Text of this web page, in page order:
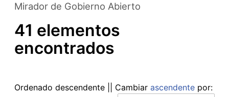
Mirador de Gobierno Abierto
41 elementos
encontrados
Ordenado descendente || Cambiar ascendente por: